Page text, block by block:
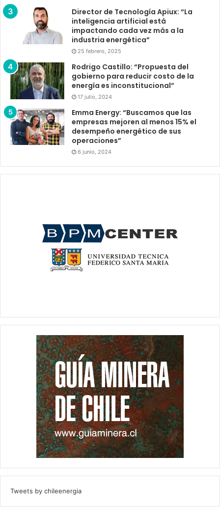
Director de Tecnología Apiux: “La
inteligencia artificial está
impactando cada vez más a la
industria energética”
25 febrero, 2025
Rodrigo Castillo: “Propuesta del
gobierno para reducir costo de la
energía es inconstitucional”
17 julio, 2024
Emma Energy: “Buscamos que las
empresas mejoren al menos 15% el
desempeño energético de sus
operaciones”
6 junio, 2024
Tweets by chileenergia